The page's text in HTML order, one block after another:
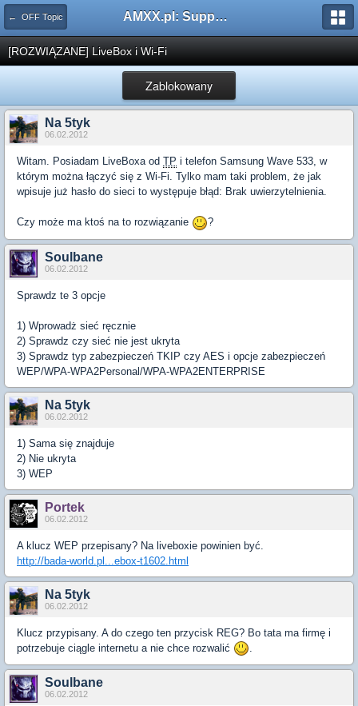
← OFF Topic AMXX.pl: Support AMX Mod X i SourceMod
[ROZWIĄZANE] LiveBox i Wi-Fi
Zablokowany
Na 5tyk
06.02.2012
Witam. Posiadam LiveBoxa od TP i telefon Samsung Wave 533, w
którym można łączyć się z Wi-Fi. Tylko mam taki problem, że jak
wpisuje już hasło do sieci to występuje błąd: Brak uwierzytelnienia.
Czy może ma ktoś na to rozwiązanie ?
Soulbane
06.02.2012
Sprawdz te 3 opcje
1) Wprowadż sieć ręcznie
2) Sprawdz czy sieć nie jest ukryta
3) Sprawdz typ zabezpieczeń TKIP czy AES i opcje zabezpieczeń
WEP/WPA-WPA2Personal/WPA-WPA2ENTERPRISE
Na 5tyk
06.02.2012
1) Sama się znajduje
2) Nie ukryta
3) WEP
Portek
06.02.2012
A klucz WEP przepisany? Na liveboxie powinien być.
http://bada-world.pl...ebox-t1602.html
Na 5tyk
06.02.2012
Klucz przypisany. A do czego ten przycisk REG? Bo tata ma firmę i
potrzebuje ciągle internetu a nie chce rozwalić
Soulbane
06.02.2012